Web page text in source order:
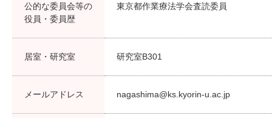
公的な委員会等の
役員・委員歴
東京都作業療法学会査読委員
居室・研究室 研究室B301
メールアドレス nagashima@ks.kyorin-u.ac.jp